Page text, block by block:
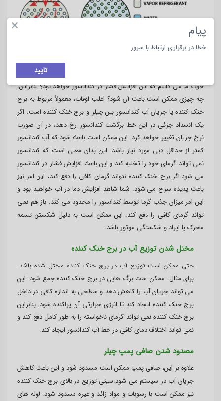
خوب ما می دانیم که این افزایش فشار در کندانسور خواهد بود؟ بنابراین،
چه چیزی ممکن است باعث آن شود؟ اغلب اوقات، معمولاً مربوط به برج
خنک کننده یا جریان آب کندانسور بین چیلر و برج خنک کننده است. اگر
یک انسداد جزئی در این خط برگشت کندانسور رخ دهد، در آن صورت
نرخ جریان تغییر خواهد کرد. این ممکن است باعث شود که آب کندانسور
کمتر از حداقل دبی مورد نیاز باشد. این بدان معنی است که کندانسور
نمی تواند گرمای خود را تخلیه کند و این باعث افزایش فشار در کندانسور
می شود.اگر برج خنک کننده نتواند گرمای کافی را دفع کند، این امر نیز
باعث پدیده سرج می شود. شما شاهد افزایش دما در آب خواهید بود و
این امر میزان جذب گرما توسط کندانسور را محدود می کند. باز هم نمی
تواند گرمای کافی را دفع کند. این ممکن است به دلیل شکستن تسمه
محرک یا ایراد و شکستگی موتور باشد.
مختل شدن توزیع آب در برج خنک کننده
حتی ممکن است توزیع آب در برج خنک کننده مختل شده باشد.
برای مثال، ممکن است برگ هایی در برج خنک کننده جمع شود. این
می تواند جریان آب را کاهش دهد و سطحی به اندازه کافی در داخل
برج خنک کننده ایجاد کند تا انرژی حرارتی آن پراکنده شود. بنابراین
برج خنک کننده نمی تواند گرمای ناخواسته را به طور کامل دفع کند و
نمی تواند اختلاف دمای کافی در خط آب کندانسور ایجاد کند.
مصدود شدن صافی پمپ چیلر
علاوه بر این، صافی پمپ ممکن است مسدود شود و این باعث کاهش
جریان آب در سیستم می شود.سینی توزیع در بالای برج خنک کننده
نیز ممکن است با رسوبات و مواد زائد و غیره مسدود شود. لوله های
× پیام
خطا در برقراری ارتباط با سرور
تایید